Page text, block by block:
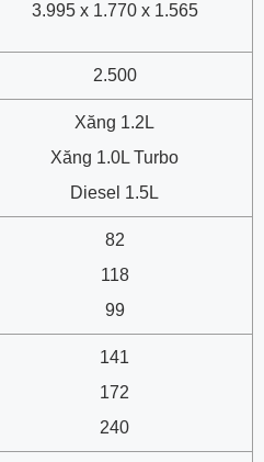
3.995 x 1.770 x 1.565
2.500
Xăng 1.2L
Xăng 1.0L Turbo
Diesel 1.5L
82
118
99
141
172
240